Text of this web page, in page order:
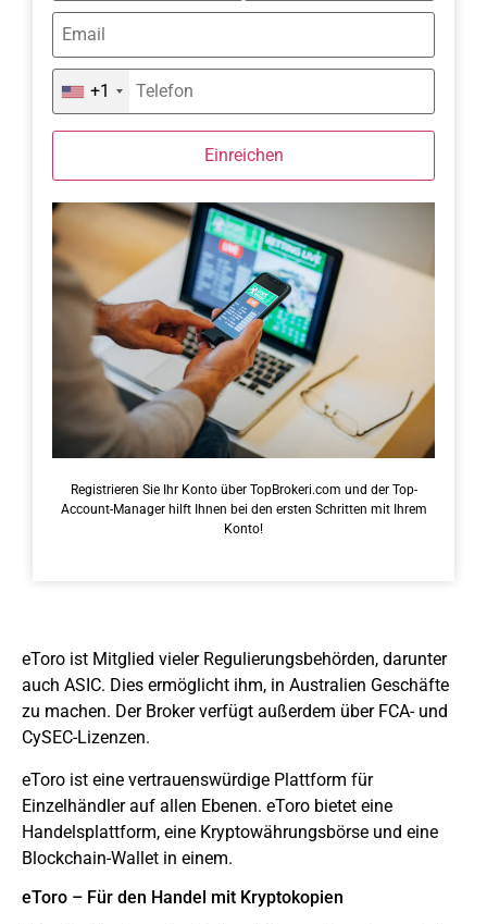
+1
Einreichen
Registrieren Sie Ihr Konto über TopBrokeri.com und der Top-
Account-Manager hilft Ihnen bei den ersten Schritten mit Ihrem
Konto!
eToro ist Mitglied vieler Regulierungsbehörden, darunter
auch ASIC. Dies ermöglicht ihm, in Australien Geschäfte
zu machen. Der Broker verfügt außerdem über FCA- und
CySEC-Lizenzen.
eToro ist eine vertrauenswürdige Plattform für
Einzelhändler auf allen Ebenen. eToro bietet eine
Handelsplattform, eine Kryptowährungsbörse und eine
Blockchain-Wallet in einem.
eToro – Für den Handel mit Kryptokopien